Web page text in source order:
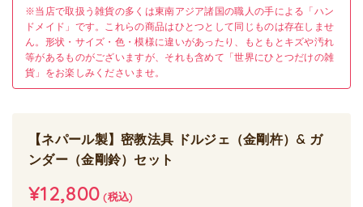
※当店で取扱う雑貨の多くは東南アジア諸国の職人の手による「ハン
ドメイド」です。これらの商品はひとつとして同じものは存在しませ
ん。形状・サイズ・色・模様に違いがあったり、もともとキズや汚れ
等があるものがございますが、それも含めて「世界にひとつだけの雑
貨」をお楽しみくださいませ。
【ネパール製】密教法具 ドルジェ（金剛杵）& ガ
ンダー（金剛鈴）セット
¥12,800 (税込)